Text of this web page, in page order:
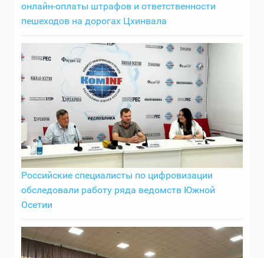
онлайн-оплаты штрафов и ответственности
пешеходов на дорогах Цхинвала
Российские специалисты по цифровизации
обследовали работу ряда ведомств Южной
Осетии